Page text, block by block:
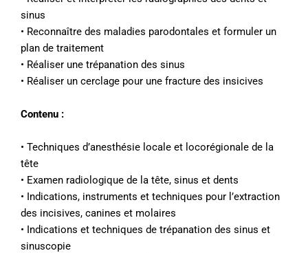
sinus
• Reconnaître des maladies parodontales et formuler un
plan de traitement
• Réaliser une trépanation des sinus
• Réaliser un cerclage pour une fracture des insicives
Contenu :
• Techniques d’anesthésie locale et locorégionale de la
tête
• Examen radiologique de la tête, sinus et dents
• Indications, instruments et techniques pour l’extraction
des incisives, canines et molaires
• Indications et techniques de trépanation des sinus et
sinuscopie